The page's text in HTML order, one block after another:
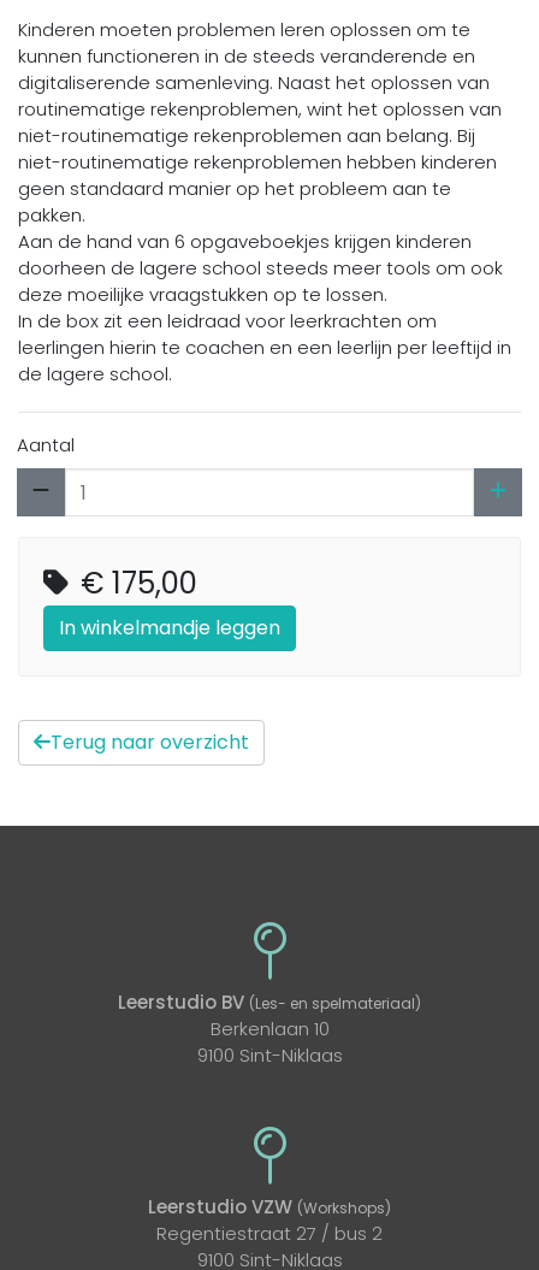
Kinderen moeten problemen leren oplossen om te
kunnen functioneren in de steeds veranderende en
digitaliserende samenleving. Naast het oplossen van
routinematige rekenproblemen, wint het oplossen van
niet-routinematige rekenproblemen aan belang. Bij
niet-routinematige rekenproblemen hebben kinderen
geen standaard manier op het probleem aan te
pakken.
Aan de hand van 6 opgaveboekjes krijgen kinderen
doorheen de lagere school steeds meer tools om ook
deze moeilijke vraagstukken op te lossen.
In de box zit een leidraad voor leerkrachten om
leerlingen hierin te coachen en een leerlijn per leeftijd in
de lagere school.
Aantal
€ 175,00
In winkelmandje leggen
Terug naar overzicht
Leerstudio BV (Les- en spelmateriaal)
Berkenlaan 10
9100 Sint-Niklaas
Leerstudio VZW (Workshops)
Regentiestraat 27 / bus 2
9100 Sint-Niklaas